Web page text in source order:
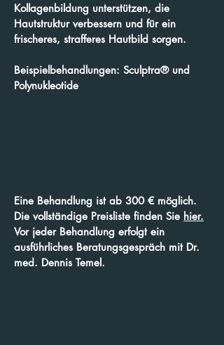
Kollagenbildung unterstützen, die
Hautstruktur verbessern und für ein
frischeres, strafferes Hautbild sorgen.
Beispielbehandlungen: Sculptra® und
Polynukleotide
Eine Behandlung ist ab 300 € möglich.
Die vollständige Preisliste finden Sie hier.
Vor jeder Behandlung erfolgt ein
ausführliches Beratungsgespräch mit Dr.
med. Dennis Temel.